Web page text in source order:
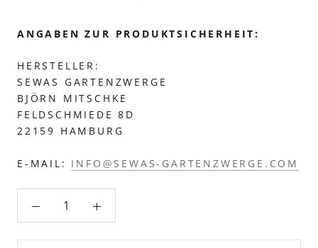
ANGABEN ZUR PRODUKTSICHERHEIT:
HERSTELLER:
SEWAS GARTENZWERGE
BJÖRN MITSCHKE
FELDSCHMIEDE 8D
22159 HAMBURG
E-MAIL: INFO@SEWAS-GARTENZWERGE.COM